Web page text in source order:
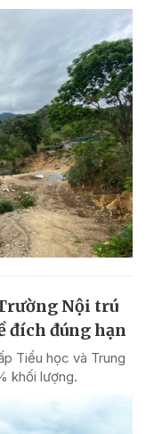
Nội trú
đích đúng hạn
Tiểu học và Trung
khối lượng.